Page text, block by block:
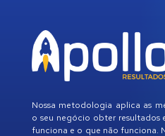
Nossa metodologia aplica as
o seu negócio obter resultados
funciona e o que não funciona.